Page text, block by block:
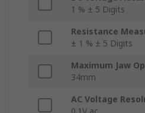
1 % ± 5 Digits
Resistance
± 1 % ± 5 Digits
Maximum Jaw
34mm
AC Voltage